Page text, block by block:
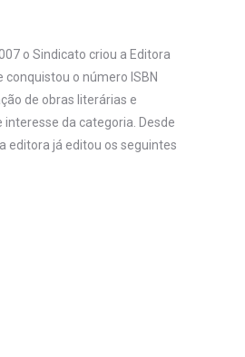
o Sindicato criou a Editora
conquistou o número ISBN
de obras literárias e
interesse da categoria. Desde
editora já editou os seguintes